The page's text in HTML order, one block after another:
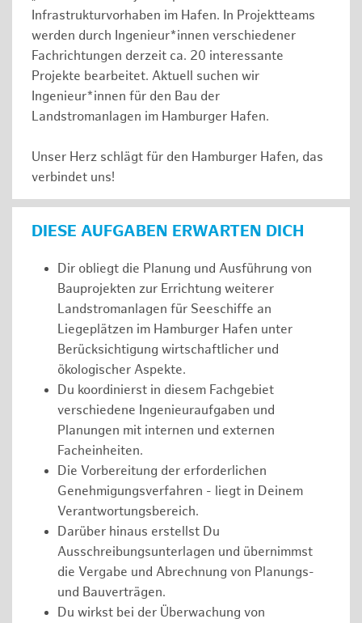
Infrastrukturvorhaben im Hafen. In Projektteams
werden durch Ingenieur*innen verschiedener
Fachrichtungen derzeit ca. 20 interessante
Projekte bearbeitet. Aktuell suchen wir
Ingenieur*innen für den Bau der
Landstromanlagen im Hamburger Hafen.
Unser Herz schlägt für den Hamburger Hafen, das
verbindet uns!
DIESE AUFGABEN ERWARTEN DICH
Dir obliegt die Planung und Ausführung von
Bauprojekten zur Errichtung weiterer
Landstromanlagen für Seeschiffe an
Liegeplätzen im Hamburger Hafen unter
Berücksichtigung wirtschaftlicher und
ökologischer Aspekte.
Du koordinierst in diesem Fachgebiet
verschiedene Ingenieuraufgaben und
Planungen mit internen und externen
Facheinheiten.
Die Vorbereitung der erforderlichen
Genehmigungsverfahren - liegt in Deinem
Verantwortungsbereich.
Darüber hinaus erstellst Du
Ausschreibungsunterlagen und übernimmst
die Vergabe und Abrechnung von Planungs-
und Bauverträgen.
Du wirkst bei der Überwachung von